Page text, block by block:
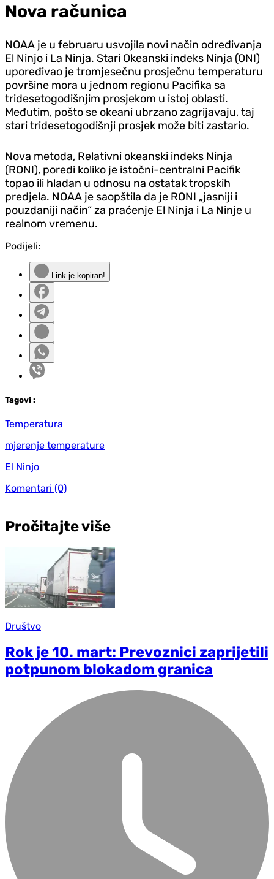
Nova računica
NOAA je u februaru usvojila novi način određivanja
El Ninjo i La Ninja. Stari Okeanski indeks Ninja (ONI)
upoređivao je tromjesečnu prosječnu temperaturu
površine mora u jednom regionu Pacifika sa
tridesetogodišnjim prosjekom u istoj oblasti.
Međutim, pošto se okeani ubrzano zagrijavaju, taj
stari tridesetogodišnji prosjek može biti zastario.
Nova metoda, Relativni okeanski indeks Ninja
(RONI), poredi koliko je istočni-centralni Pacifik
topao ili hladan u odnosu na ostatak tropskih
predjela. NOAA je saopštila da je RONI „jasniji i
pouzdaniji način“ za praćenje El Ninja i La Ninje u
realnom vremenu.
Podijeli:
Link je kopiran!
Tagovi :
Temperatura
mjerenje temperature
El Ninjo
Komentari (0)
Pročitajte više
Društvo
Rok je 10. mart: Prevoznici zaprijetili
potpunom blokadom granica